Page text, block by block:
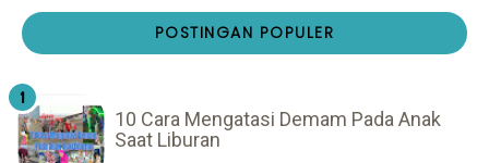
POSTINGAN POPULER
10 Cara Mengatasi Demam Pada Anak
Saat Liburan